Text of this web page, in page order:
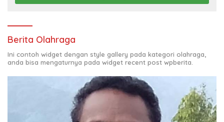
Berita Olahraga
Ini contoh widget dengan style gallery pada kategori olahraga,
anda bisa mengaturnya pada widget recent post wpberita.